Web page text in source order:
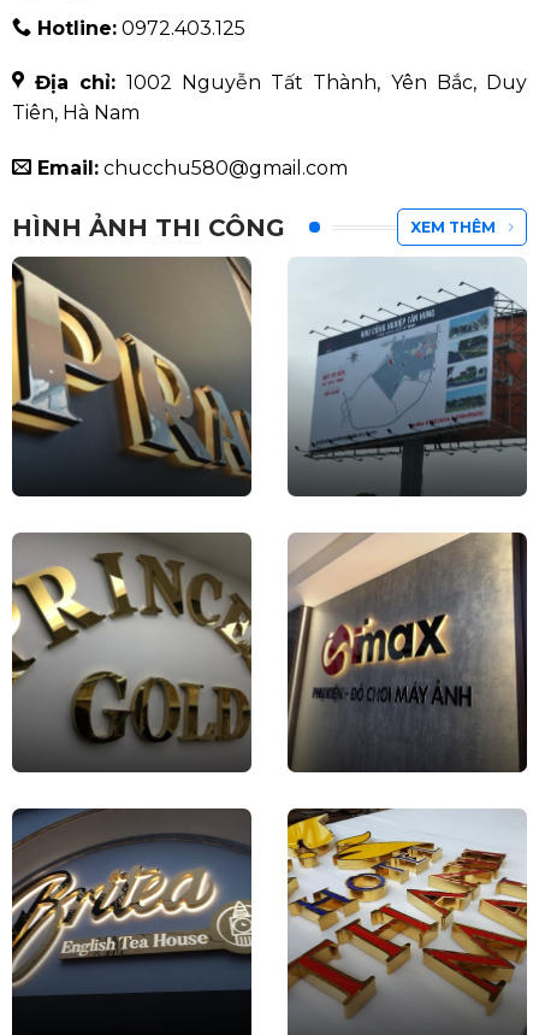
Hotline: 0972.403.125
Địa chỉ: 1002 Nguyễn Tất Thành, Yên Bắc, Duy
Tiên, Hà Nam
Email:chucchu580@gmail.com
HÌNH ẢNH THI CÔNG XEM THÊM